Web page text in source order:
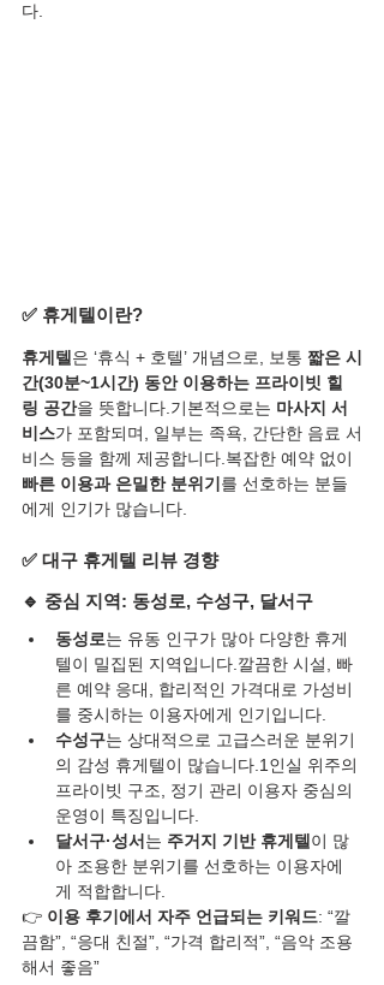
다.
✅ 휴게텔이란?
휴게텔 은 ‘휴식 + 호텔’ 개념으로, 보통 짧은 시
간(30분~1시간) 동안 이용하는 프라이빗 힐
링 공간을 뜻합니다.기본적으로는 마사지 서
비스가 포함되며, 일부는 족욕, 간단한 음료 서
비스 등을 함께 제공합니다.복잡한 예약 없이
빠른 이용과 은밀한 분위기 를 선호하는 분들
에게 인기가 많습니다.
✅ 대구 휴게텔 리뷰 경향
🔹 중심 지역: 동성로, 수성구, 달서구
동성로는 유동 인구가 많아 다양한 휴게
텔이 밀집된 지역입니다.깔끔한 시설, 빠
른 예약 응대, 합리적인 가격대로 가성비
를 중시하는 이용자에게 인기입니다.
수성구는 상대적으로 고급스러운 분위기
의 감성 휴게텔이 많습니다.1인실 위주의
프라이빗 구조, 정기 관리 이용자 중심의
운영이 특징입니다.
달서구·성서 는 주거지 기반 휴게텔 이 많
아 조용한 분위기를 선호하는 이용자에
게 적합합니다.
👉 이용 후기에서 자주 언급되는 키워드: “깔
끔함”, “응대 친절”, “가격 합리적”, “음악 조용
해서 좋음”